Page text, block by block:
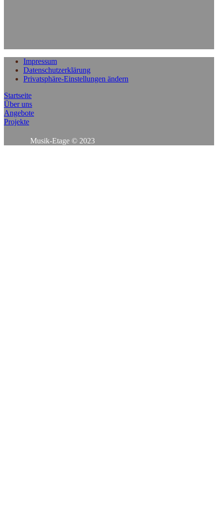
Impressum
Datenschutzerklärung
Privatsphäre-Einstellungen ändern
Startseite
Über uns
Angebote
Projekte
Musik-Etage © 2023